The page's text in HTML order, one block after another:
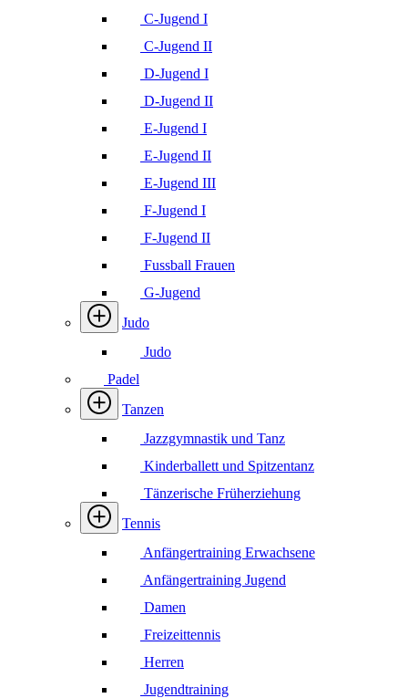
C-Jugend I
C-Jugend II
D-Jugend I
D-Jugend II
E-Jugend I
E-Jugend II
E-Jugend III
F-Jugend I
F-Jugend II
Fussball Frauen
G-Jugend
Judo
Judo
Padel
Tanzen
Jazzgymnastik und Tanz
Kinderballett und Spitzentanz
Tänzerische Früherziehung
Tennis
Anfängertraining Erwachsene
Anfängertraining Jugend
Damen
Freizeittennis
Herren
Jugendtraining